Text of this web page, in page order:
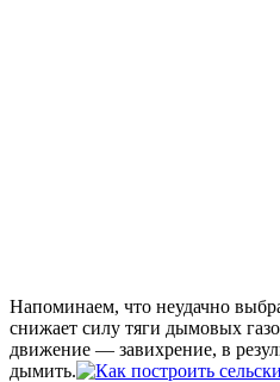
Напоминаем, что неудачно
снижает силу тяги дымовых
движение — завихрение, в
дымить.